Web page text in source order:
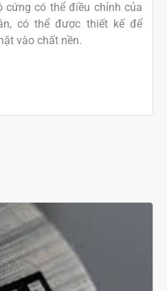
cứng có thể điều chỉnh của
có thể được thiết kế để
vào chất nền.